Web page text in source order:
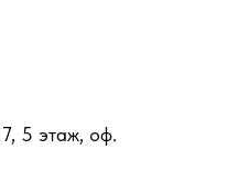
5 этаж, оф.